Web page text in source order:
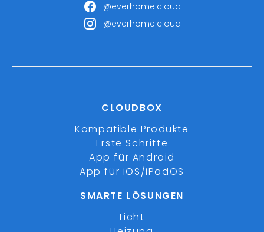
@everhome.cloud
@everhome.cloud
CLOUDBOX
Kompatible Produkte
Erste Schritte
App für Android
App für iOS/iPadOS
SMARTE LÖSUNGEN
Licht